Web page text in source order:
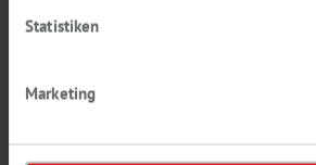
Statistiken
Marketing